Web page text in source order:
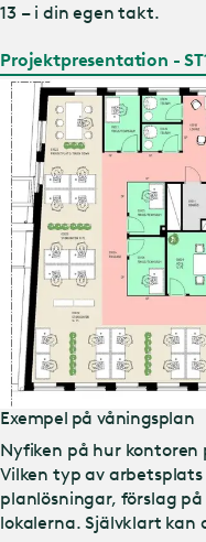
13 – i din egen takt.
Projektpresentation -
Exempel på våningsplan
Nyfiken på hur kontoren
Vilken typ av
planlösningar, förslag
lokalerna. Självklart kan